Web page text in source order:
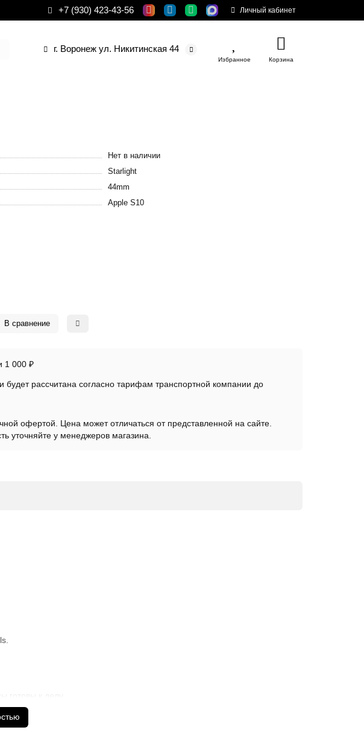
+7 (930) 423-43-56 Личный кабинет
г. Воронеж ул. Никитинская 44
Избранное Корзина
Нет в наличии
Starlight
44mm
Apple S10
В сравнение
1 000 ₽
будет рассчитана согласно тарифам транспортной компании до
офертой. Цена может отличаться от представленной на сайте.
уточняйте у менеджеров магазина.
готовы к делу.